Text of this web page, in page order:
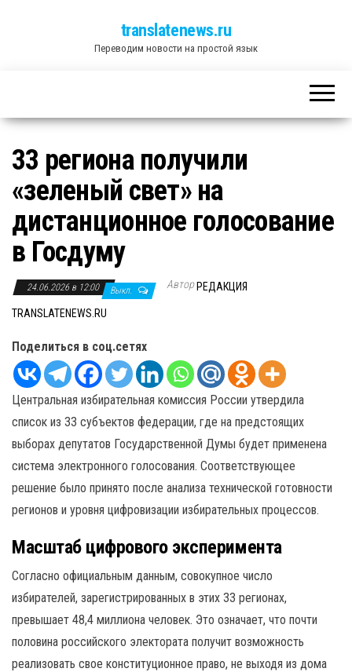
translatenews.ru
Переводим новости на простой язык
33 региона получили
«зеленый свет» на
дистанционное голосование
в Госдуму
24.06.2026 в 12:00 Выкл. Автор РЕДАКЦИЯ
TRANSLATENEWS.RU
Поделиться в соц.сетях
Центральная избирательная комиссия России утвердила
список из 33 субъектов федерации, где на предстоящих
выборах депутатов Государственной Думы будет применена
система электронного голосования. Соответствующее
решение было принято после анализа технической готовности
регионов и уровня цифровизации избирательных процессов.
Масштаб цифрового эксперимента
Согласно официальным данным, совокупное число
избирателей, зарегистрированных в этих 33 регионах,
превышает 48,4 миллиона человек. Это означает, что почти
половина российского электората получит возможность
реализовать свое конституционное право, не выходя из дома